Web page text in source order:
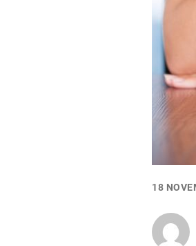
18